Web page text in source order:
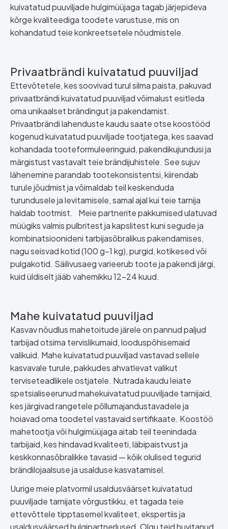
kuivatatud puuviljade hulgimüüjaga tagab järjepideva
kõrge kvaliteediga toodete varustuse, mis on
kohandatud teie konkreetsetele nõudmistele.
Privaatbrändi kuivatatud puuviljad
Ettevõtetele, kes soovivad turul silma paista, pakuvad
privaatbrändi kuivatatud puuviljad võimalust esitleda
oma unikaalset brändingut ja pakendamist.
Privaatbrändi lahenduste kaudu saate otse koostööd
kogenud kuivatatud puuviljade tootjatega, kes saavad
kohandada tooteformuleeringuid, pakendikujundusi ja
märgistust vastavalt teie brändijuhistele. See sujuv
lähenemine parandab tootekonsistentsi, kiirendab
turule jõudmist ja võimaldab teil keskenduda
turundusele ja levitamisele, samal ajal kui teie tarnija
haldab tootmist.
Meie partnerite pakkumised ulatuvad
müügiks valmis pulbritest ja kapslitest kuni segude ja
kombinatsioonideni tarbijasõbralikus pakendamises,
nagu seisvad kotid (100 g–1 kg), purgid, kotikesed või
pulgakotid. Säilivusaeg varieerub toote ja pakendi järgi,
kuid üldiselt jääb vahemikku 12–24 kuud.
Mahe kuivatatud puuviljad
Kasvav nõudlus mahetoitude järele on pannud paljud
tarbijad otsima tervislikumaid, looduspõhisemaid
valikuid. Mahe kuivatatud puuviljad vastavad sellele
kasvavale turule, pakkudes ahvatlevat valikut
terviseteadlikele ostjatele. Nutrada kaudu leiate
spetsialiseerunud mahekuivatatud puuviljade tarnijaid,
kes järgivad rangetele põllumajandustavadele ja
hoiavad oma toodetel vastavaid sertifikaate. Koostöö
mahetootja või hulgimüüjaga aitab teil teenindada
tarbijaid, kes hindavad kvaliteeti, läbipaistvust ja
keskkonnasõbralikke tavasid — kõik olulised tegurid
brändilojaalsuse ja usalduse kasvatamisel.
Uurige meie platvormil usaldusväärset kuivatatud
puuviljade tarnijate võrgustikku, et tagada teie
ettevõttele tipptasemel kvaliteet, ekspertiis ja
usaldusväärsed hulgipartnerlused. Olgu teid huvitanud